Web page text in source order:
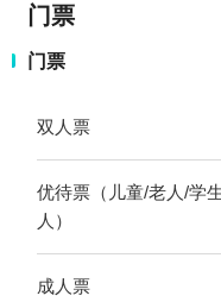
门票
门票
双人票
优待票（儿童/老人/学
人）
成人票